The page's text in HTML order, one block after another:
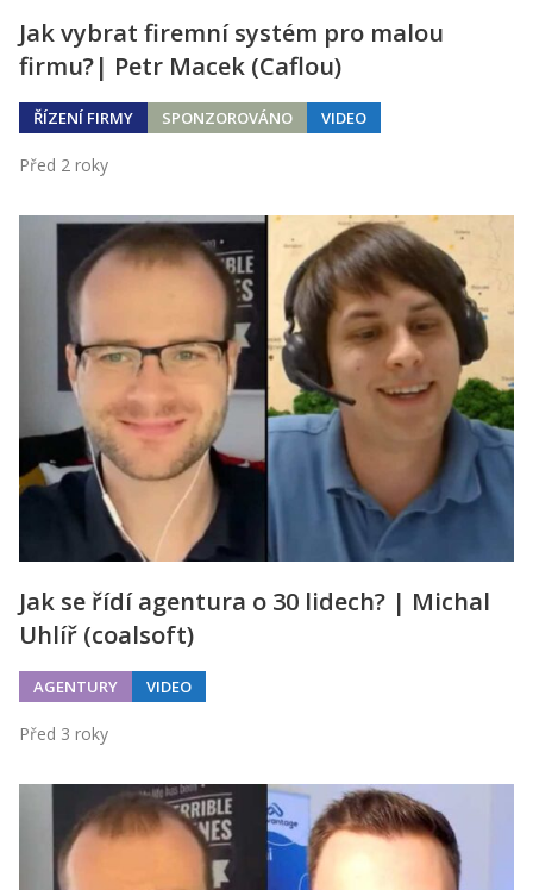
Jak vybrat firemní systém pro malou
firmu?| Petr Macek (Caflou)
ŘÍZENÍ FIRMY SPONZOROVÁNO VIDEO
Před 2 roky
Jak se řídí agentura o 30 lidech? | Michal
Uhlíř (coalsoft)
AGENTURY VIDEO
Před 3 roky